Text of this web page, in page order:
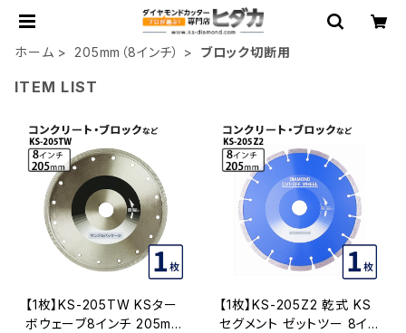
ホーム 205mm（8インチ） ブロック切断用
ITEM LIST
【1枚】KS-205TW KSター
ボウェーブ8インチ 205mm
【1枚】KS-205Z2 乾式 KS
セグメント ゼットツー 8イン